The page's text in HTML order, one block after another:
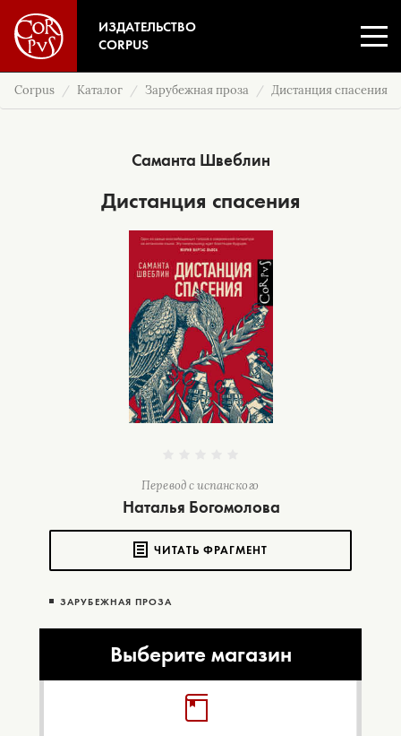
ИЗДАТЕЛЬСТВО
CORPUS
Corpus Каталог Зарубежная проза Дистанция спасения
Саманта Швеблин
Дистанция спасения
Перевод с испанского
Наталья Богомолова
ЧИТАТЬ ФРАГМЕНТ
ЗАРУБЕЖНАЯ ПРОЗА
Выберите магазин